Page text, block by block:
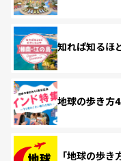
知れば知るほ
地球の歩き方
「地球の歩